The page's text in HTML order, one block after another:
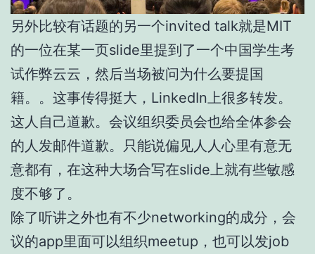
另外比较有话题的另一个invited talk就是MIT
的一位在某一页slide里提到了一个中国学生考
试作弊云云，然后当场被问为什么要提国
籍。。这事传得挺大，LinkedIn上很多转发。
这人自己道歉。会议组织委员会也给全体参会
的人发邮件道歉。只能说偏见人人心里有意无
意都有，在这种大场合写在slide上就有些敏感
度不够了。
除了听讲之外也有不少networking的成分，会
议的app里面可以组织meetup，也可以发job